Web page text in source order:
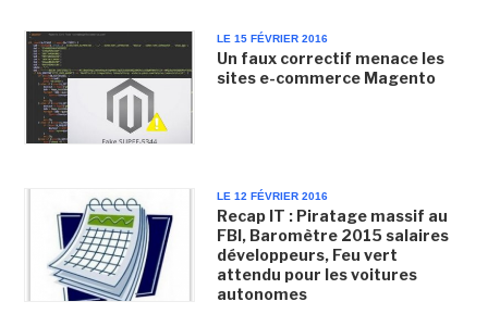
LE 15 FÉVRIER 2016
Un faux correctif menace les
sites e-commerce Magento
LE 12 FÉVRIER 2016
Recap IT : Piratage massif au
FBI, Baromètre 2015 salaires
développeurs, Feu vert
attendu pour les voitures
autonomes